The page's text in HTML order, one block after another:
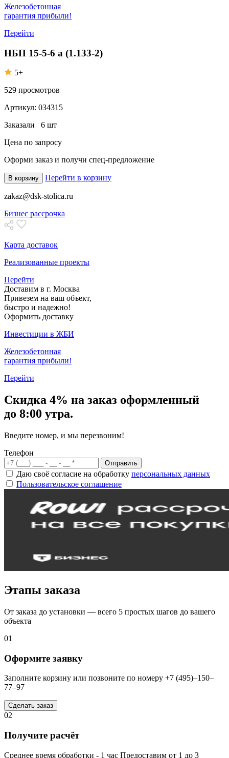
Железобетонная
гарантия прибыли!
Перейти
НБП 15-5-6 а (1.133-2)
5+
529 просмотров
Артикул: 034315
Заказали 6 шт
Цена по запросу
Оформи заказ и получи спец-предложение
В корзину Перейти в корзину
zakaz@dsk-stolica.ru
Бизнес рассрочка
Карта доставок
Реализованные проекты
Перейти
Доставим в г. Москва
Привезем на ваш объект,
быстро и надежно!
Оформить доставку
Инвестиции в ЖБИ
Железобетонная
гарантия прибыли!
Перейти
Скидка 4% на заказ оформленный
до 8:00 утра.
Введите номер, и мы перезвоним!
Телефон
Отправить
Даю своё согласие на обработку персональных данных
Пользовательское соглашение
Этапы заказа
От заказа до установки — всего 5 простых шагов до вашего
объекта
01
Оформите заявку
Заполните корзину или позвоните по номеру +7 (495)–150–
77–97
Сделать заказ
02
Получите расчёт
Среднее время обработки - 1 час Предоставим от 1 до 3